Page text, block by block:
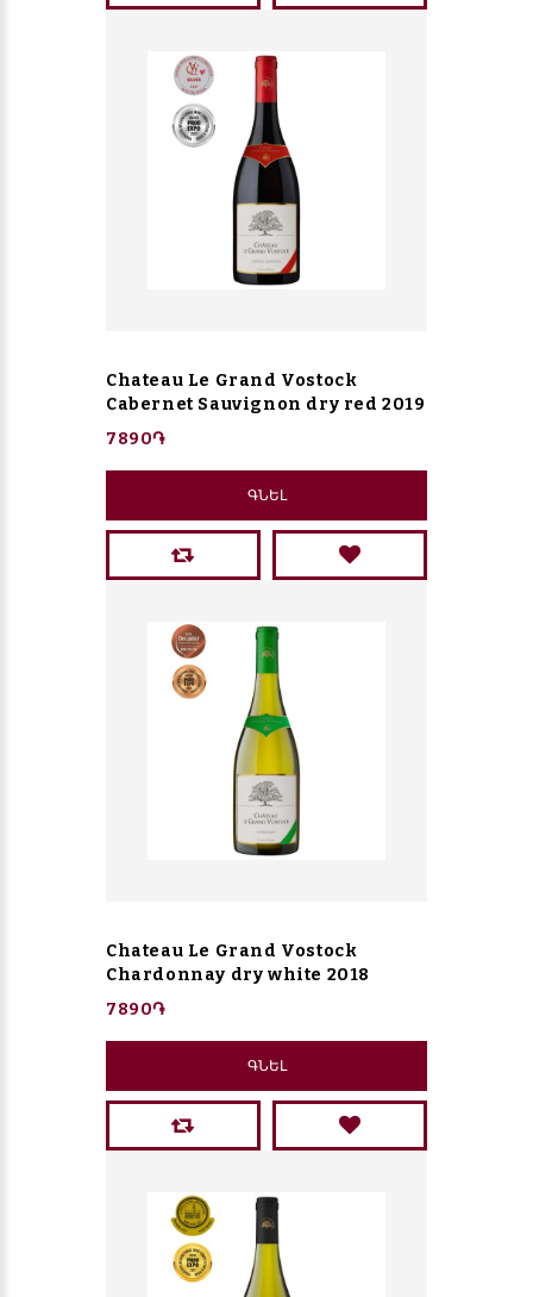
Chateau Le Grand Vostock
Cabernet Sauvignon dry red 2019
7890֏
ԳՆԵԼ
Chateau Le Grand Vostock
Chardonnay dry white 2018
7890֏
ԳՆԵԼ